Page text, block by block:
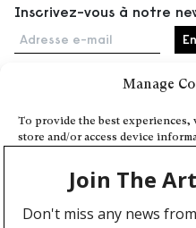
Manage
To provide the best
store and/or access device
or unique IDs on this site. Not
may adversely affect certain
Inscrivez-vous à notre
Adresse e-mail
Accueil
Événements
À propos
Partenaires
Contact